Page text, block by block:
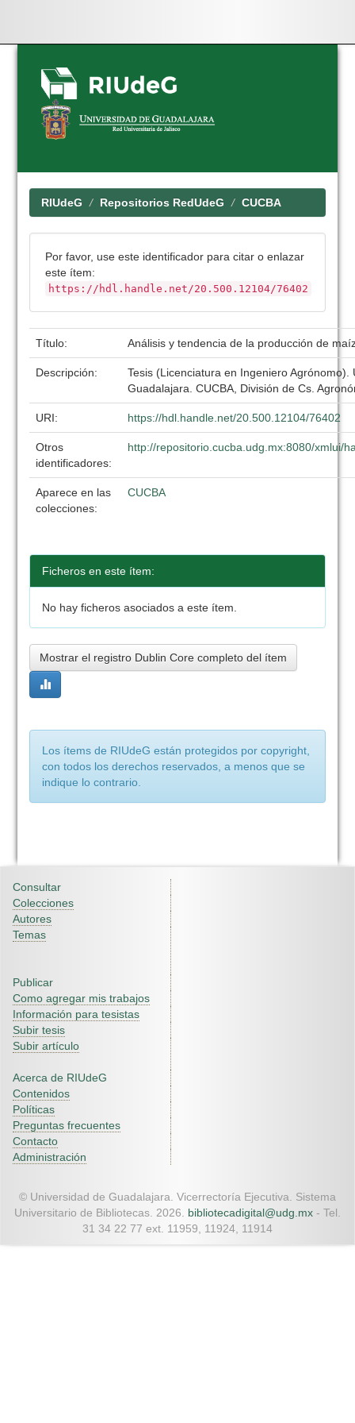
Skip
navigation
RIUdeG Repositorios RedUdeG CUCBA
Por favor, use este identificador para citar o enlazar
este ítem:
https://hdl.handle.net/20.500.12104/76402
Título: Análisis y tendencia de la producción de
Descripción:
Tesis (Licenciatura en Ingeniero Agrónomo).
Guadalajara. CUCBA, División de Cs.
URI: https://hdl.handle.net/20.500.12104/76402
Otros
identificadores:
http://repositorio.cucba.udg.mx:8080/xmlui/
Aparece en las
colecciones:
CUCBA
Ficheros en este ítem:
No hay ficheros asociados a este ítem.
Mostrar el registro Dublin Core completo del ítem
Los ítems de RIUdeG están protegidos por copyright,
con todos los derechos reservados, a menos que se
indique lo contrario.
Consultar
Colecciones
Autores
Temas
Publicar
Como agregar mis trabajos
Información para tesistas
Subir tesis
Subir artículo
Acerca de RIUdeG
Contenidos
Políticas
Preguntas frecuentes
Contacto
Administración
© Universidad de Guadalajara. Vicerrectoría Ejecutiva. Sistema
Universitario de Bibliotecas. 2026. bibliotecadigital@udg.mx - Tel.
31 34 22 77 ext. 11959, 11924, 11914